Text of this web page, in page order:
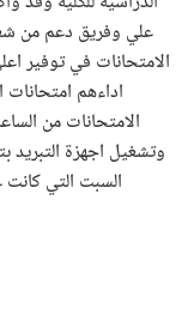
علي وفريق دعم من
الامتحانات في توفير
اداءهم امتحانات
الامتحانات من
وتشغيل اجهزة التبريد
السبت التي